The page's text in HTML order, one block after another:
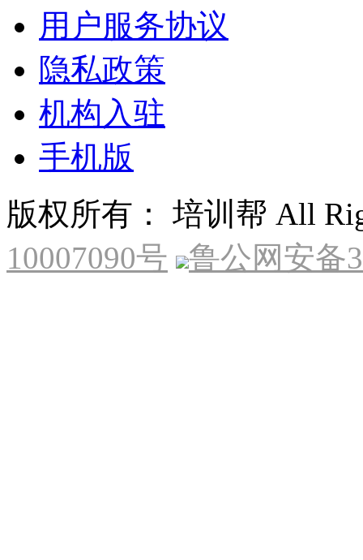
用户服务协议
隐私政策
机构入驻
手机版
版权所有： 培训帮 All
10007090号
鲁公网安备